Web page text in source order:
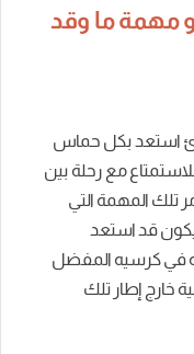
مهمة ما وقد
استعد بكل حماس
مع رحلة بين
تلك المهمة التي
قد استعد
في كرسيه المفضل
خارج إطار تلك